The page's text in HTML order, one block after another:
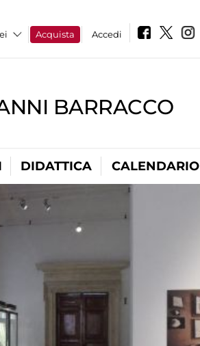
Acquista Accedi
BARRACCO
DIDATTICA CALENDARIO